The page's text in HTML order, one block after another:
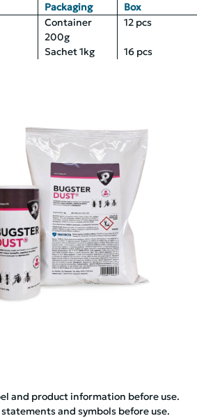
Packaging
Box
Container
200g
12 pcs
Sachet 1kg 16 pcs
and product information before use.
and symbols before use.